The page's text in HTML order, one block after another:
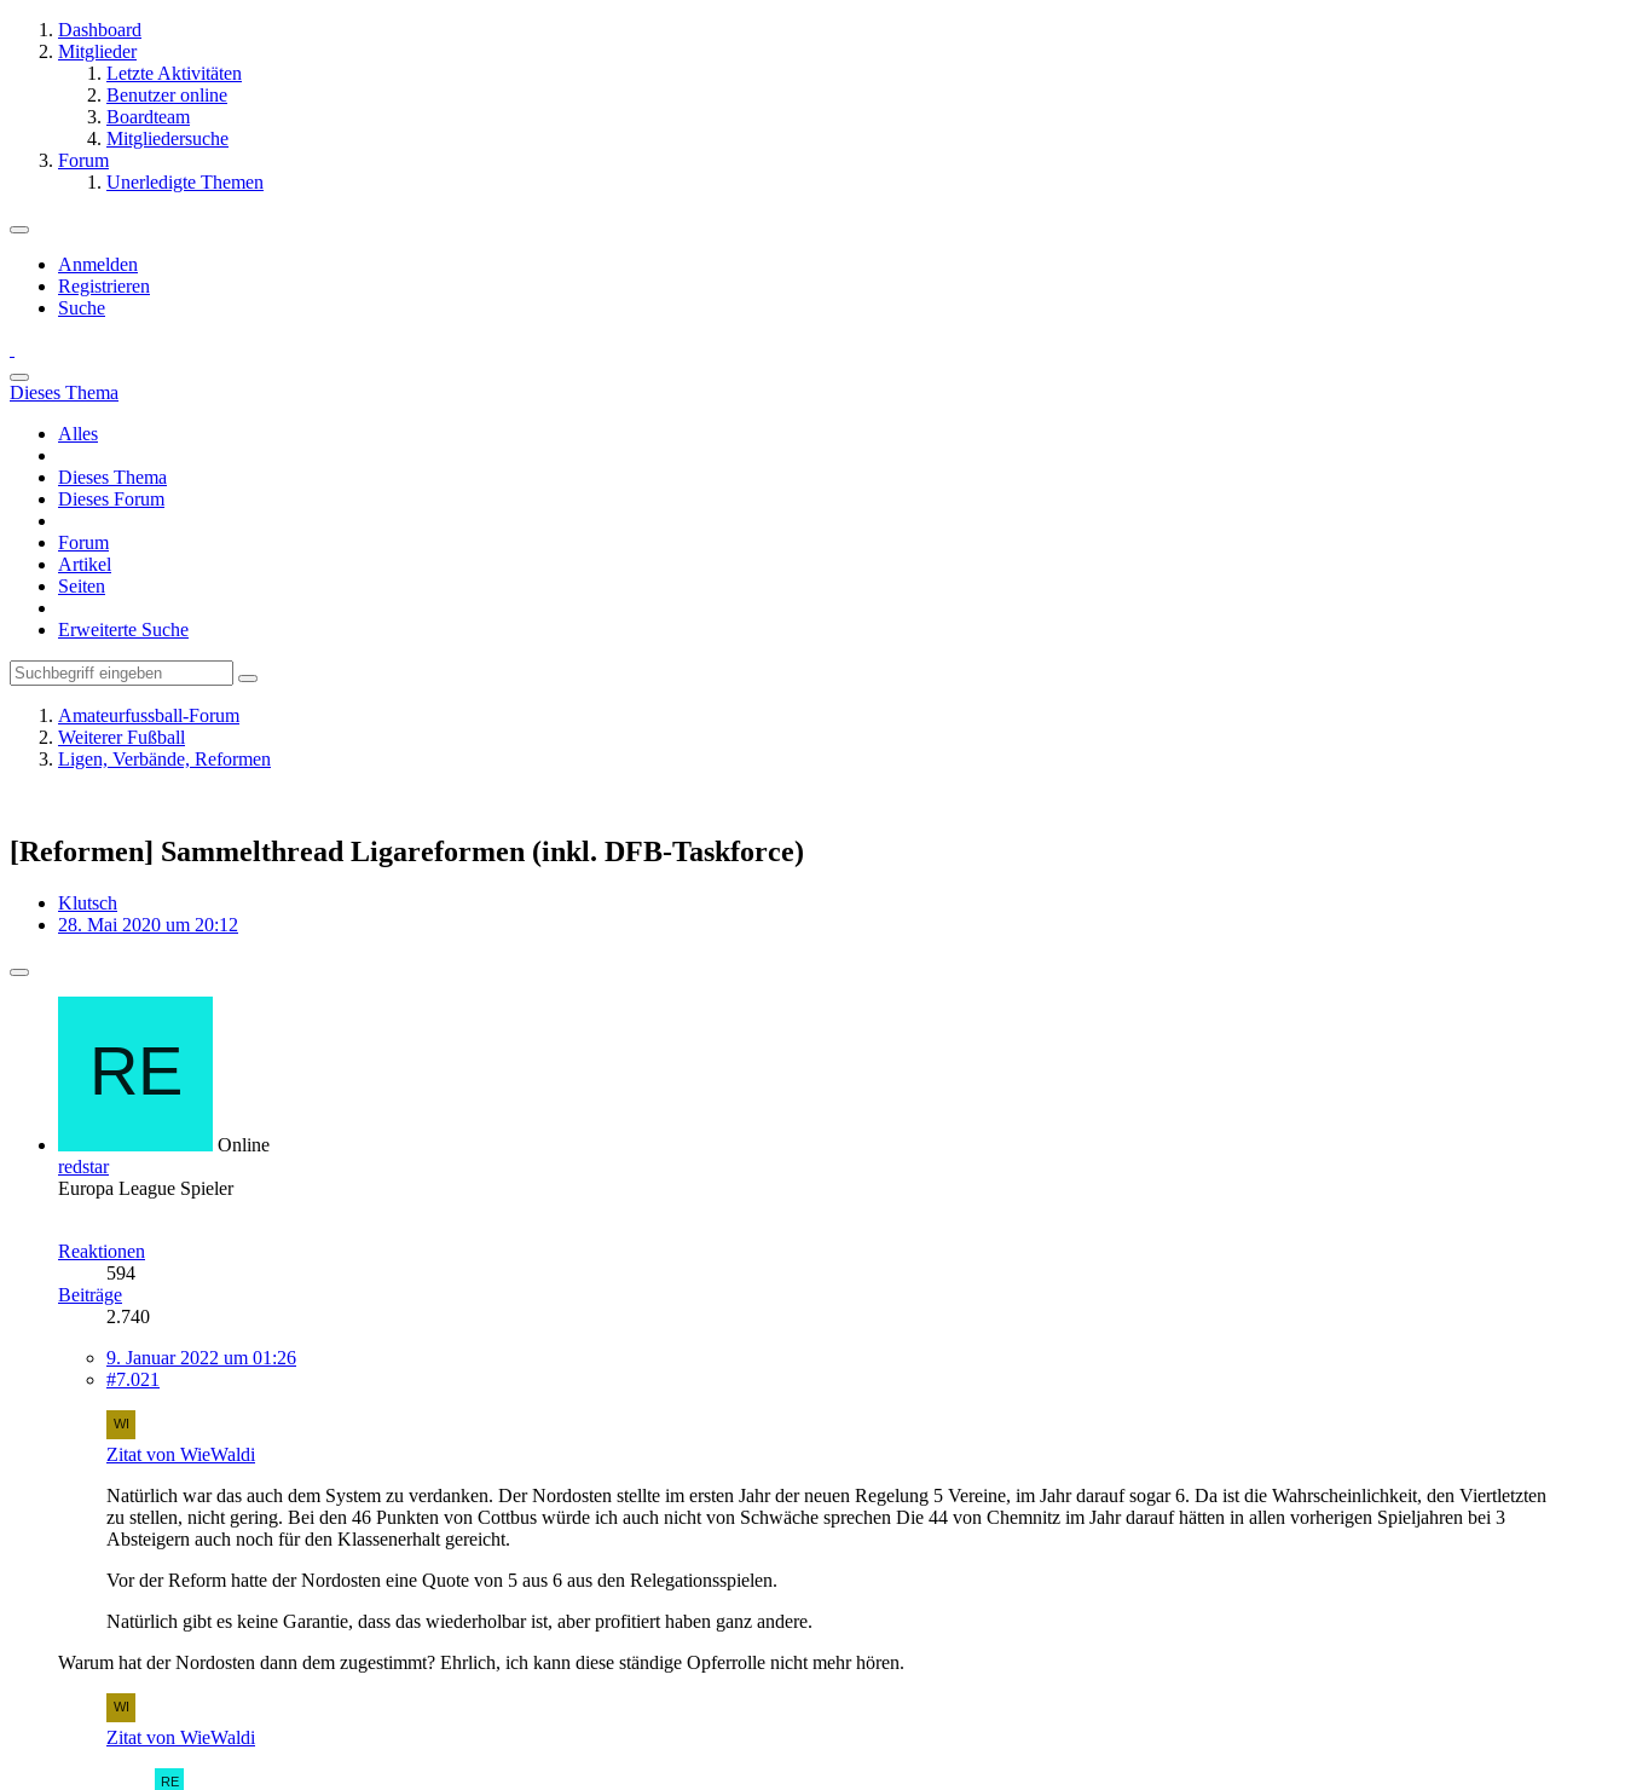
Dashboard
Mitglieder
Letzte Aktivitäten
Benutzer online
Boardteam
Mitgliedersuche
Forum
Unerledigte Themen
Anmelden
Registrieren
Suche
Dieses Thema
Alles
Dieses Thema
Dieses Forum
Forum
Artikel
Seiten
Erweiterte Suche
Amateurfussball-Forum
Weiterer Fußball
Ligen, Verbände, Reformen
[Reformen] Sammelthread Ligareformen (inkl. DFB-Taskforce)
Klutsch
28. Mai 2020 um 20:12
Online
redstar
Europa League Spieler
Reaktionen
594
Beiträge
2.740
9. Januar 2022 um 01:26
#7.021
Zitat von WieWaldi
Natürlich war das auch dem System zu verdanken. Der Nordosten stellte im ersten Jahr der neuen Regelung 5 Vereine, im Jahr darauf sogar 6. Da ist die Wahrscheinlichkeit, den Viertletzten
zu stellen, nicht gering. Bei den 46 Punkten von Cottbus würde ich auch nicht von Schwäche sprechen Die 44 von Chemnitz im Jahr darauf hätten in allen vorherigen Spieljahren bei 3
Absteigern auch noch für den Klassenerhalt gereicht.
Vor der Reform hatte der Nordosten eine Quote von 5 aus 6 aus den Relegationsspielen.
Natürlich gibt es keine Garantie, dass das wiederholbar ist, aber profitiert haben ganz andere.
Warum hat der Nordosten dann dem zugestimmt? Ehrlich, ich kann diese ständige Opferrolle nicht mehr hören.
Zitat von WieWaldi